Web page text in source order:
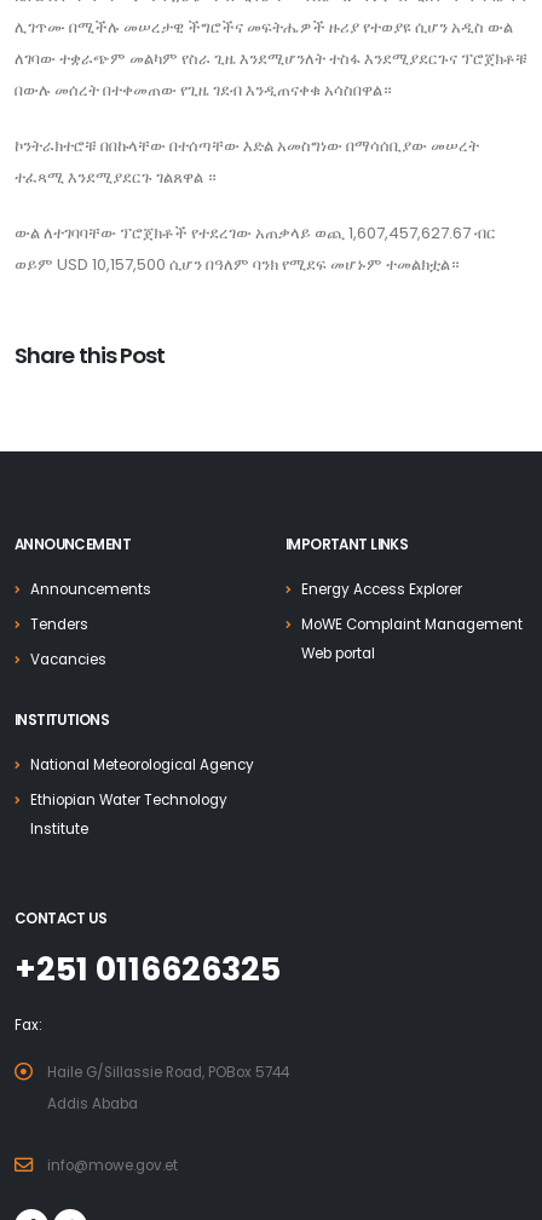
ሊገጥሙ በሚችሉ መሠረታዊ ችግሮችና መፍትሔዎች ዙሪያ የተወያዩ ሲሆን አዲስ ውል
ለገባው ተቋራጭም መልካም የስራ ጊዜ እንደሚሆንለት ተስፋ እንደሚያደርጉና ፕሮጀክቶቹ
በውሉ መሰረት በተቀመጠው የጊዜ ገደብ እንዲጠናቀቁ አሳስበዋል።
ኮንትራክተሮቹ በበኩላቸው በተሰጣቸው እድል አመስግነው በማሳሰቢያው መሠረት
ተፈጻሚ እንደሚያደርጉ ገልጸዋል ።
ውል ለተገባባቸው ፕሮጀክቶች የተደረገው አጠቃላይ ወጪ 1,607,457,627.67 ብር
ወይም USD 10,157,500 ሲሆን በዓለም ባንክ የሚደፍ መሆኑም ተመልክቷል።
Share this Post
ANNOUNCEMENT
Announcements
Tenders
Vacancies
IMPORTANT LINKS
Energy Access Explorer
MoWE Complaint Management
Web portal
INSTITUTIONS
National Meteorological Agency
Ethiopian Water Technology
Institute
CONTACT US
+251 0116626325
Fax:
Haile G/Sillassie Road, POBox 5744
Addis Ababa
info@mowe.gov.et